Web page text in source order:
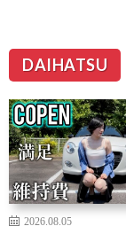
DAIHATSU
2026.08.05